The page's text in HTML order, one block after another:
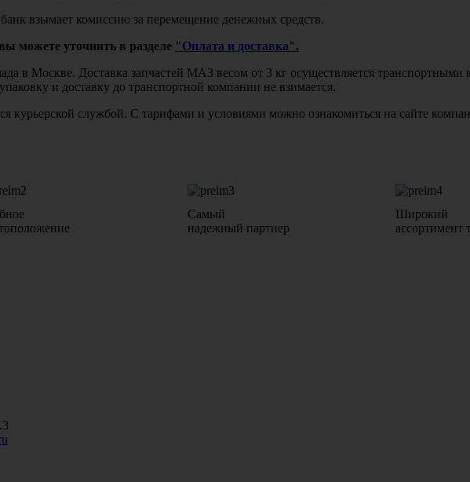
взымает комиссию за перемещение денежных средств.
можете уточнить в разделе "Оплата и доставка".
в Москве. Доставка запчастей МАЗ весом от 3 кг осуществляется
и доставку до транспортной компании не взимается.
курьерской службой. С тарифами и условиями можно ознакомиться на сайте
Самый
надежный партнер
Широкий
ассортимент